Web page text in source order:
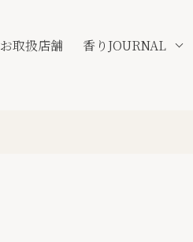
お取扱店舗 香りJOURNAL